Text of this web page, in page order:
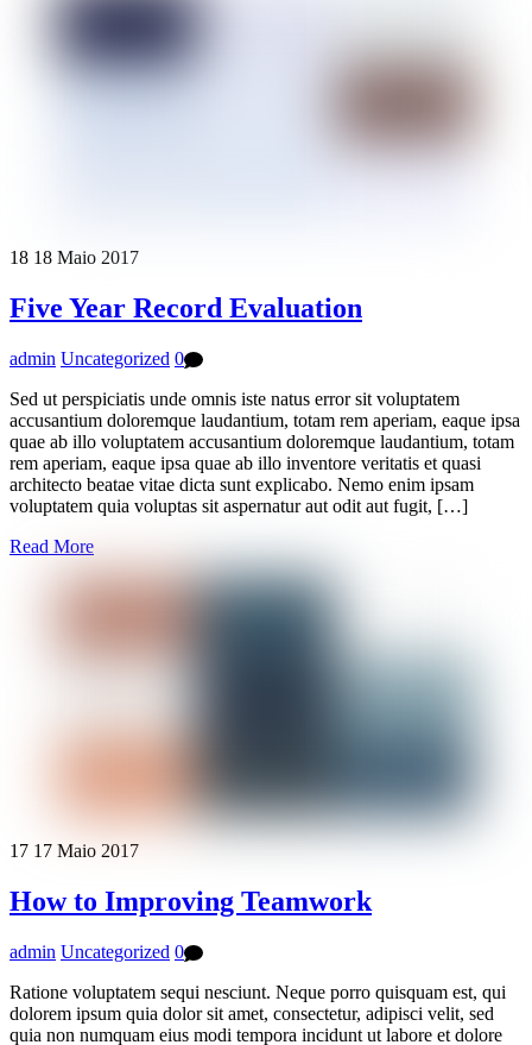
18 18 Maio 2017
Five Year Record Evaluation
admin Uncategorized 0
Sed ut perspiciatis unde omnis iste natus error sit voluptatem
accusantium doloremque laudantium, totam rem aperiam, eaque ipsa
quae ab illo voluptatem accusantium doloremque laudantium, totam
rem aperiam, eaque ipsa quae ab illo inventore veritatis et quasi
architecto beatae vitae dicta sunt explicabo. Nemo enim ipsam
voluptatem quia voluptas sit aspernatur aut odit aut fugit, […]
Read More
17 17 Maio 2017
How to Improving Teamwork
admin Uncategorized 0
Ratione voluptatem sequi nesciunt. Neque porro quisquam est, qui
dolorem ipsum quia dolor sit amet, consectetur, adipisci velit, sed
quia non numquam eius modi tempora incidunt ut labore et dolore